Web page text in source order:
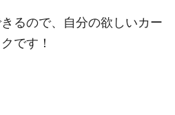
るので、自分の欲しいカー
です！